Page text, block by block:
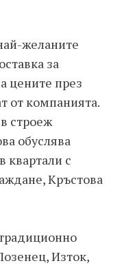
желаните
за
цените през
от компанията.
строеж
обуслява
квартали с
Кръстова
Изток,